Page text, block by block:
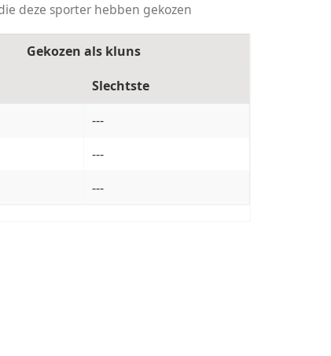
deze sporter hebben gekozen
Gekozen als kluns
Slechtste
---
---
---